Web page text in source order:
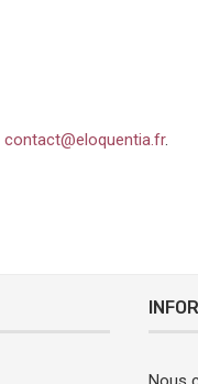
contact@eloquentia.fr.